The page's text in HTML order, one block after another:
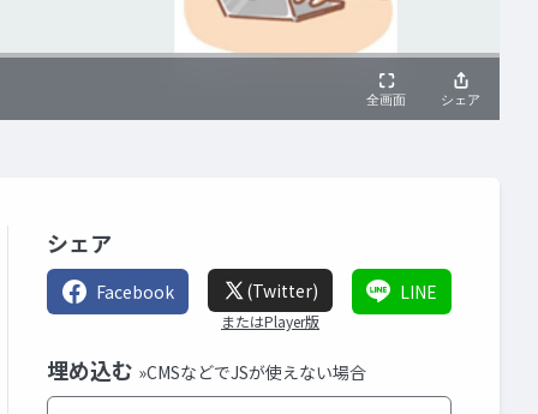
シェア
Facebook (Twitter)
またはPlayer版
LINE
埋め込む »CMSなどでJSが使えない場合